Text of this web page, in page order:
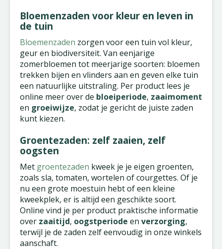
Bloemenzaden voor kleur en leven in
de tuin
Bloemenzaden zorgen voor een tuin vol kleur,
geur en biodiversiteit. Van eenjarige
zomerbloemen tot meerjarige soorten: bloemen
trekken bijen en vlinders aan en geven elke tuin
een natuurlijke uitstraling. Per product lees je
online meer over de bloeiperiode, zaaimoment
en groeiwijze, zodat je gericht de juiste zaden
kunt kiezen.
Groentezaden: zelf zaaien, zelf
oogsten
Met groentezaden kweek je je eigen groenten,
zoals sla, tomaten, wortelen of courgettes. Of je
nu een grote moestuin hebt of een kleine
kweekplek, er is altijd een geschikte soort.
Online vind je per product praktische informatie
over zaaitijd, oogstperiode en verzorging,
terwijl je de zaden zelf eenvoudig in onze winkels
aanschaft.